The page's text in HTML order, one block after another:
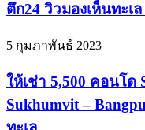
ตึก24 วิวมองเห็นทะเ
5 กุมภาพันธ์ 2023
ให้เช่า 5,500 คอนโด
Sukhumvit –